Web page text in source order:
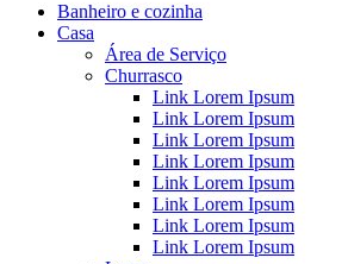
Banheiro e cozinha
Casa
Área de Serviço
Churrasco
Link Lorem Ipsum
Link Lorem Ipsum
Link Lorem Ipsum
Link Lorem Ipsum
Link Lorem Ipsum
Link Lorem Ipsum
Link Lorem Ipsum
Link Lorem Ipsum